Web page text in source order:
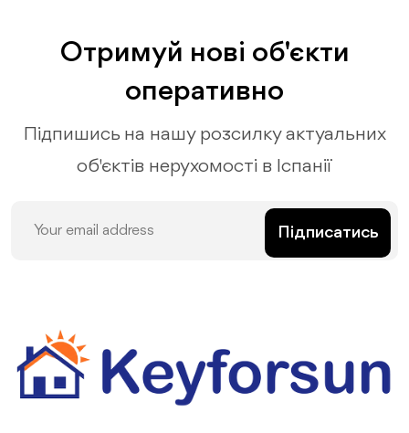
Отримуй нові об'єкти
оперативно
Підпишись на нашу розсилку актуальних
об'єктів нерухомості в Іспанії
Підписатись